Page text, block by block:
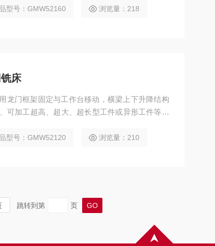
工，并支持选配附件铣头完成五面复合加工。
型号：GMW52160 浏览量：218
床
龙门框架固定与工作台移动，横梁上下升降结构
可加工超高、超大、超长型工件或异形工件等特
工，并支持选配附件铣头完成五面复合加工。
型号：GMW52120 浏览量：210
跳转到第 页